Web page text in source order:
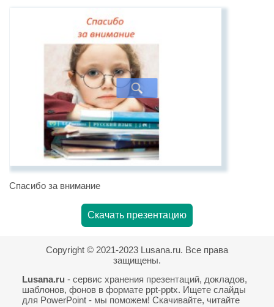
Спасибо за внимание
Скачать презентацию
Copyright © 2021-2023 Lusana.ru. Все права
защищены.
Lusana.ru - сервис хранения презентаций, докладов,
шаблонов, фонов в формате ppt-pptx. Ищете слайды
для PowerPoint - мы поможем! Скачивайте, читайте